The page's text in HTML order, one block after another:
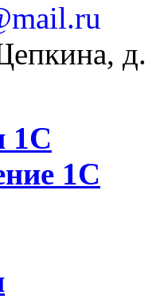
1С
1С